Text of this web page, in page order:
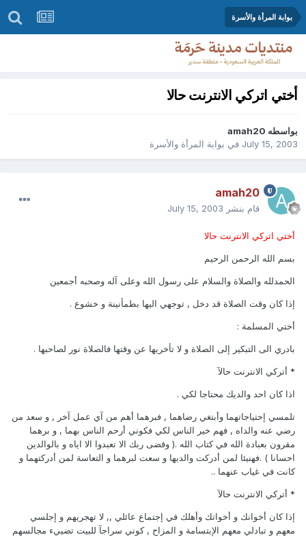
بوابة المرأة والأسرة
أختي اتركي الانترنت حالا
بواسطه amah20
July 15, 2003في بوابة المرأة والأسرة
amah20
قام بنشر July 15, 2003
أختي اتركي الانترنت حالا
بسم الله الرحمن الرحيم
الحمدلله والصلاة والسلام على رسول الله وعلى آله وصحبه أجمعين
إذا كان وقت الصلاة قد دخل , توجهي اليها بطمأنينة و خشوع .
أختي المسلمة :
بادري الى التبكير إلى الصلاة و لا تأخريها عن وقتها فالصلاة نور لصاحبها .
* أتركي الانترنت حالآ
اذا كان احد والديك محتاجا لكي .
تلمسي إحتياجاتهما وأبتغي رضاهما , فبرهما أهم من آي عمل آخر , و سعد من
رضي عنه والداه , فهم خير الناس لكي فكوني أرحم الناس بهما , و برهما
مقرون بعبادة الله في كتاب الله .( وقضى ربك الا تعبدوا الا اياه و بالوالدين
احسانا ) .فهنيئا لمن أدركت والديها و سعت لبرهما و التعاسة لمن أدركتهما و
كانت في غياب عنهما ..
* أتركي الانترنت حالآ
إذا كان أخوانك و أخواتك وأهلك في إجتماع عائلي ,, لا تهجريهم و إجلسي
معهم و تبادلي معهم الإبتسامة و المزاح , كوني سراجآ للبيت تضييء مجالسهم